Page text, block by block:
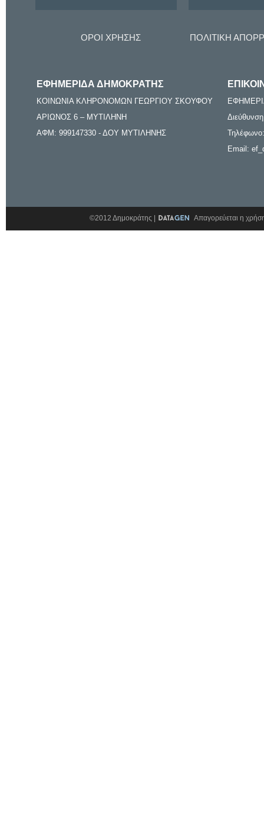
ΟΡΟΙ ΧΡΗΣΗΣ ΠΟΛΙΤΙΚΗ
ΕΦΗΜΕΡΙΔΑ ΔΗΜΟΚΡΑΤΗΣ
ΚΟΙΝΩΝΙΑ ΚΛΗΡΟΝΟΜΩΝ ΓΕΩΡΓΙΟΥ ΣΚΟΥΦΟΥ
ΑΡΙΩΝΟΣ 6 – ΜΥΤΙΛΗΝΗ
ΑΦΜ: 999147330 - ΔΟΥ ΜΥΤΙΛΗΝΗΣ
Email:
©2012 Δημοκράτης | Απαγορεύεται η